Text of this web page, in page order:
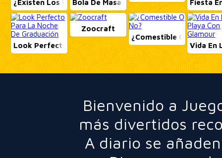
¿Existen Los Dragones?Bola De Masa Hervida Fiesta
Look Perfecto Para La Noche De Graduación
Zoocraft
¿Comestible O No?
Vida En
Bienvenido a
más divertidos
A diario se